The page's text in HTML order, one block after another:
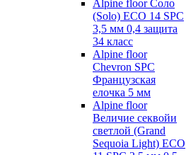
Alpine floor Соло
(Solo) ECO 14 SPC
3,5 мм 0,4 защита
34 класс
Alpine floor
Chevron SPC
Французская
елочка 5 мм
Alpine floor
Величие секвойи
светлой (Grand
Sequoia Light) ECO